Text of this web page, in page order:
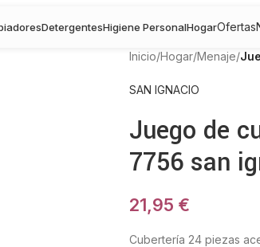
DetergentesHigiene PersonalHogarOfertas
Inicio/Hogar/Menaje/
SAN IGNACIO
Juego de
7756 san
21,95 €
Cubertería 24 piezas